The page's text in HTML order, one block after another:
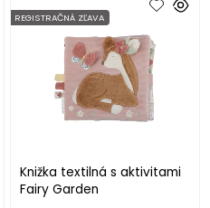
Knižka textilná s aktivitami
Fairy Garden
REGISTRAČNÁ ZĽAVA